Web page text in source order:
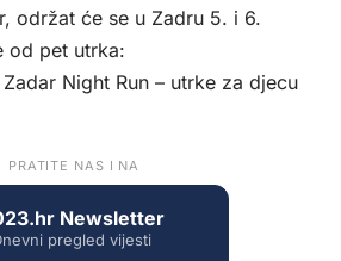
održat će se u Zadru 5. i 6.
od pet utrka:
Night Run – utrke za djecu
PRATITE NAS I NA
Newsletter
pregled vijesti